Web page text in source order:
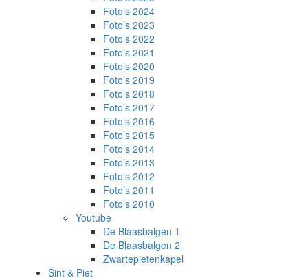
Foto’s 2024
Foto’s 2023
Foto’s 2022
Foto’s 2021
Foto’s 2020
Foto’s 2019
Foto’s 2018
Foto’s 2017
Foto’s 2016
Foto’s 2015
Foto’s 2014
Foto’s 2013
Foto’s 2012
Foto’s 2011
Foto’s 2010
Youtube
De Blaasbalgen 1
De Blaasbalgen 2
Zwartepietenkapel
Sint & Piet